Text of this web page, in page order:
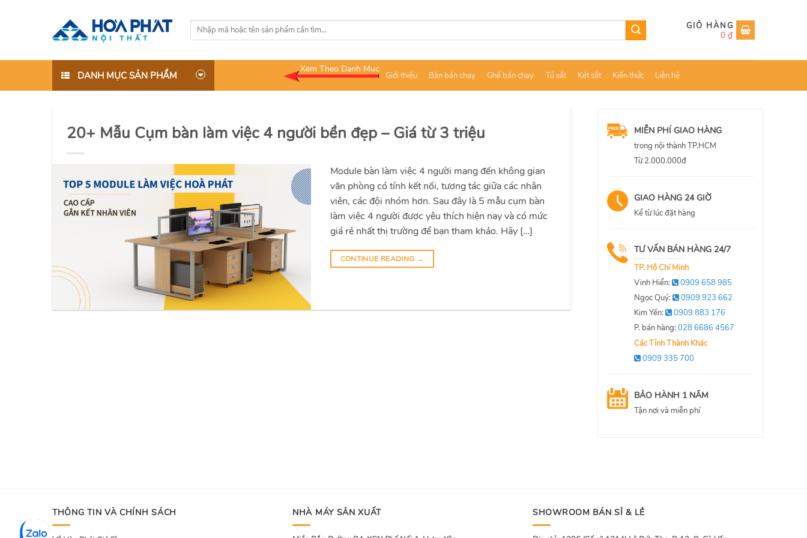
Tìm
0 ₫
DANH MỤC SẢN PHẨM
Xem Theo Danh Mục
Giới thiệu Bàn bán chạy Ghế bán chạy Tủ sắt Két sắt Kiến thức Liên hệ
20+ Mẫu Cụm bàn làm việc 4 người bền đẹp – Giá từ 3 triệu
Module bàn làm việc 4 người mang đến không gian
văn phòng có tính kết nối, tương tác giữa các nhân
viên, các đội nhóm hơn. Sau đây là 5 mẫu cụm bàn
làm việc 4 người được yêu thích hiện nay và có mức
giá rẻ nhất thị trường để bạn tham khảo. Hãy […]
CONTINUE READING →
MIỄN PHÍ GIAO HÀNG
trong nội thành TP.HCM
Từ 2.000.000đ
GIAO HÀNG 24 GIỜ
Kể từ lúc đặt hàng
TƯ VẤN BÁN HÀNG 24/7
TP. Hồ Chí Minh
Vinh Hiển:
0909 658 985
Ngọc Quý:
0909 923 662
Kim Yến:
0909 883 176
P. bán hàng: 028 6686 4567
Các Tỉnh Thành Khác
0909 335 700
BẢO HÀNH 1 NĂM
Tận nơi và miễn phí
THÔNG TIN VÀ CHÍNH SÁCH NHÀ MÁY SẢN XUẤT SHOWROOM BÁN SỈ & LẺ